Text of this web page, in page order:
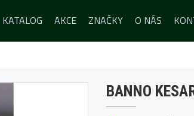
KATALOG AKCE ZNAČKY O NÁS
BANNO